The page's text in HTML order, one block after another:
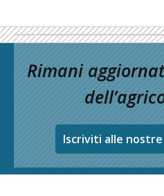
Rimani
Iscriviti alle